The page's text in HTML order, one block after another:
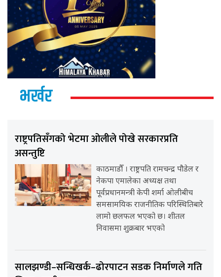
भर्खर
राष्ट्रपतिसँगको भेटमा ओलीले पोखे सरकारप्रति
असन्तुष्टि
काठमाडौँ । राष्ट्रपति रामचन्द्र पौडेल र
नेकपा एमालेका अध्यक्ष तथा
पूर्वप्रधानमन्त्री केपी शर्मा ओलीबीच
समसामयिक राजनीतिक परिस्थितिबारे
लामो छलफल भएको छ। शीतल
निवासमा शुक्रबार भएको
सालझण्डी–सन्धिखर्क–ढोरपाटन सडक निर्माणले गति